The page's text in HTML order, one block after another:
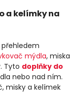
a kelímky na
mýdla, miska
Tyto doplňky do
nebo nad ním.
misky a kelímek